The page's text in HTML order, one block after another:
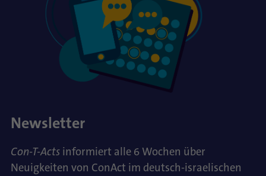
Newsletter
Con-T-Acts informiert alle 6 Wochen über
Neuigkeiten von ConAct im deutsch-israelischen